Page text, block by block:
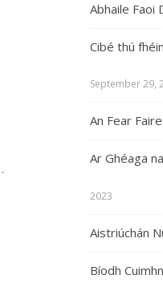
·
Abhaile Faoi
Cibé thú
September 29,
An Fear Faire
Ar Ghéaga
2023
Aistriúchán
Bíodh